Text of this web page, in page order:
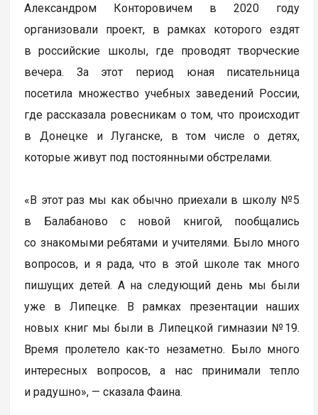
Александром Конторовичем в 2020 году
организовали проект, в рамках которого ездят
в российские школы, где проводят творческие
вечера. За этот период юная писательница
посетила множество учебных заведений России,
где рассказала ровесникам о том, что происходит
в Донецке и Луганске, в том числе о детях,
которые живут под постоянными обстрелами.
«В этот раз мы как обычно приехали в школу №5
в Балабаново с новой книгой, пообщались
со знакомыми ребятами и учителями. Было много
вопросов, и я рада, что в этой школе так много
пишущих детей. А на следующий день мы были
уже в Липецке. В рамках презентации наших
новых книг мы были в Липецкой гимназии №19.
Время пролетело как-то незаметно. Было много
интересных вопросов, а нас принимали тепло
и радушно», — сказала Фаина.